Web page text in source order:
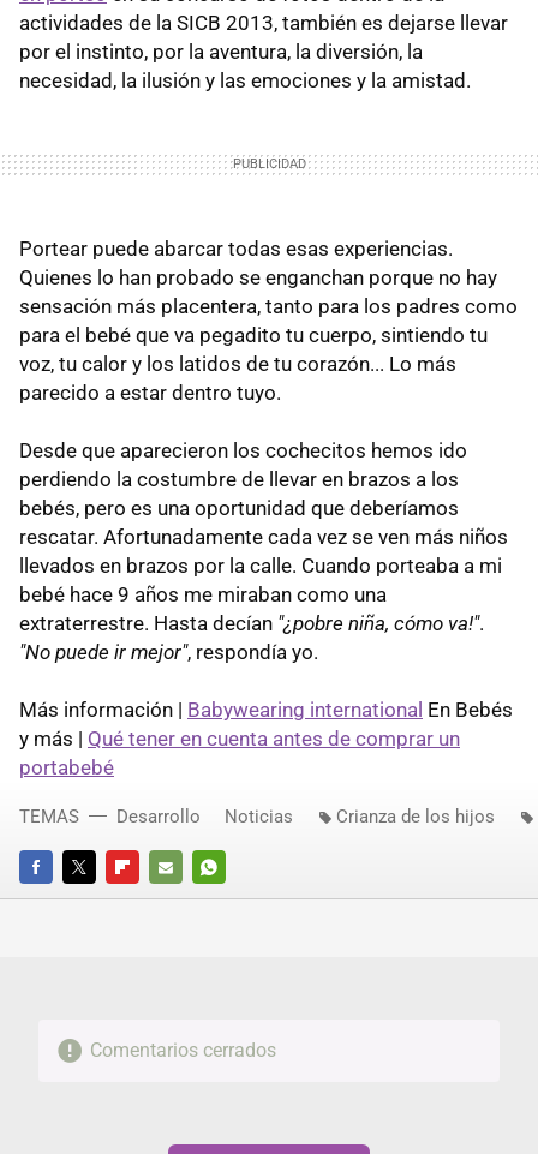
actividades de la SICB 2013, también es dejarse llevar
por el instinto, por la aventura, la diversión, la
necesidad, la ilusión y las emociones y la amistad.
Portear puede abarcar todas esas experiencias.
Quienes lo han probado se enganchan porque no hay
sensación más placentera, tanto para los padres como
para el bebé que va pegadito tu cuerpo, sintiendo tu
voz, tu calor y los latidos de tu corazón... Lo más
parecido a estar dentro tuyo.
Desde que aparecieron los cochecitos hemos ido
perdiendo la costumbre de llevar en brazos a los
bebés, pero es una oportunidad que deberíamos
rescatar. Afortunadamente cada vez se ven más niños
llevados en brazos por la calle. Cuando porteaba a mi
bebé hace 9 años me miraban como una
extraterrestre. Hasta decían "¿pobre niña, cómo va!".
"No puede ir mejor", respondía yo.
Más información | Babywearing international En Bebés
y más | Qué tener en cuenta antes de comprar un
portabebé
FACEBOOKTWITTERFLIPBOARD
E-
WHATSAPP
TEMAS Desarrollo Noticias Crianza de los hijos
Comentarios cerrados